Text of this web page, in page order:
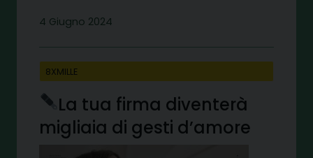
4 Giugno 2024
8XMILLE
La tua firma diventerà
migliaia di gesti d’amore